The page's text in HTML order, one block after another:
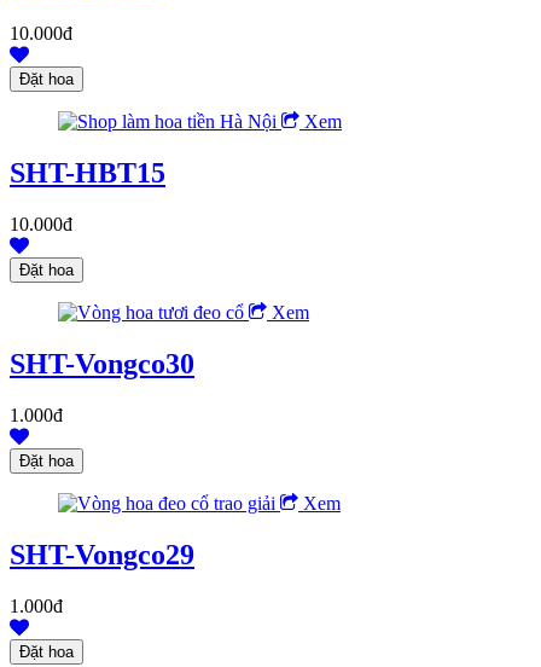
10.000đ
Xem
SHT-HBT15
10.000đ
Xem
SHT-Vongco30
1.000đ
Xem
SHT-Vongco29
1.000đ